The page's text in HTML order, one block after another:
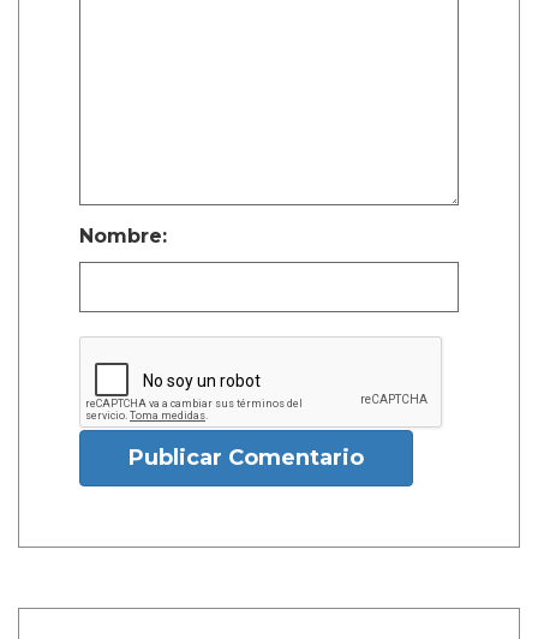
Nombre:
Publicar Comentario